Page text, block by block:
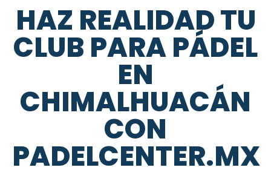
HAZ REALIDAD TU
CLUB PARA PÁDEL
EN
CHIMALHUACÁN
CON
PADELCENTER.MX